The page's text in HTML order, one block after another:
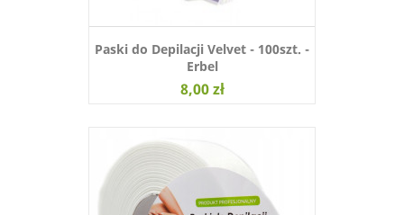
Paski do Depilacji Velvet - 100szt. -
Erbel
8,00 zł